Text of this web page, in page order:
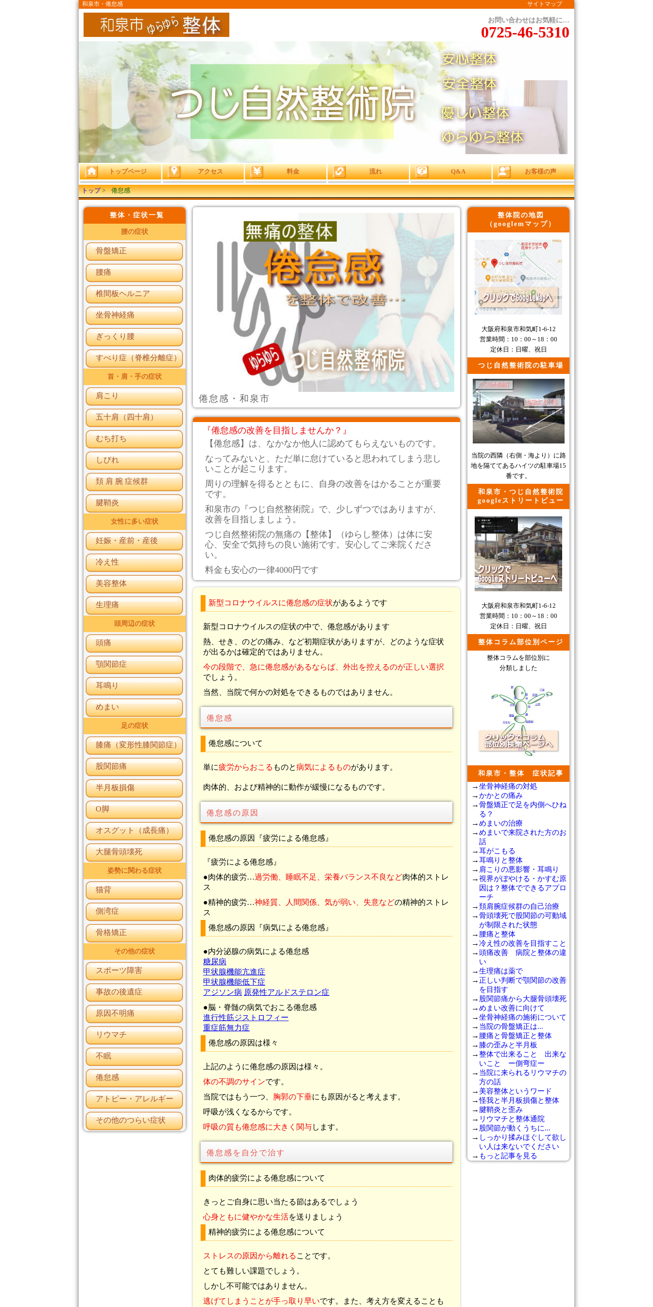
和泉市・倦怠感 サイトマップ
お問い合わせはお気軽に…
0725-46-5310
トップページ アクセス 料金 流れ Q&A お客様の声
トップ> 倦怠感
整体・症状一覧
腰の症状
骨盤矯正
腰痛
椎間板ヘルニア
坐骨神経痛
ぎっくり腰
すべり症（脊椎分離症）
首・肩・手の症状
肩こり
五十肩（四十肩）
むち打ち
しびれ
頚 肩 腕 症候群
腱鞘炎
女性に多い症状
妊娠・産前・産後
冷え性
美容整体
生理痛
頭周辺の症状
頭痛
顎関節症
耳鳴り
めまい
足の症状
膝痛（変形性膝関節症）
股関節痛
半月板損傷
O脚
オスグット（成長痛）
大腿骨頭壊死
姿勢に関わる症状
猫背
側湾症
骨格矯正
その他の症状
スポーツ障害
事故の後遺症
原因不明痛
リウマチ
不眠
倦怠感
アトピー・アレルギー
その他のつらい症状
倦怠感・和泉市
『倦怠感の改善を目指しませんか？』
【倦怠感】は、なかなか他人に認めてもらえないものです。
なってみないと、ただ単に怠けていると思われてしまう悲し
いことが起こります。
周りの理解を得るとともに、自身の改善をはかることが重要
です。
和泉市の『つじ自然整術院』で、少しずつではありますが、
改善を目指しましょう 。
つじ自然整術院の無痛の【整体】（ゆらし整体）は体に安
心、安全で気持ちの良い施術です。安心してご来院くださ
い。
料金も安心の一律4000円です
新型コロナウイルスに倦怠感の症状があるようです
新型コロナウイルスの症状の中で、倦怠感があります
熱、せき、のどの痛み、など初期症状がありますが、どのような症状
が出るかは確定的ではありません。
今の段階で、急に倦怠感があるならば、外出を控えるのが正しい選択
でしょう。
当然、当院で何かの対処をできるものではありません。
倦怠感
倦怠感について
単に疲労からおこる ものと病気によるものがあります。
肉体的、および精神的に動作が緩慢になるものです。
倦怠感の原因
倦怠感の原因『疲労による倦怠感』
『疲労による倦怠感』
●肉体的疲労…過労働、睡眠不足、栄養バランス不良など肉体的ストレ
ス
●精神的疲労…神経質、人間関係、気が弱い、失意などの精神的ストレ
ス
倦怠感の原因『病気による倦怠感』
●内分泌腺の病気による倦怠感
糖尿病
甲状腺機能亢進症
甲状腺機能低下症
アジソン病 原発性アルドステロン症
●脳・脊髄の病気でおこる倦怠感
進行性筋ジストロフィー
重症筋無力症
倦怠感の原因は様々
上記のように倦怠感の原因は様々。
体の不調のサインです。
当院ではもう一つ、 胸郭の下垂にも原因がると考えます。
呼吸が浅くなるからです。
呼吸の質も倦怠感に大きく関与します。
倦怠感を自分で治す
肉体的疲労による倦怠感について
きっとご自身に思い当たる節はあるでしょう
心身ともに健やかな生活を送りましょう
精神的疲労による倦怠感について
ストレスの原因から離れる ことです。
とても難しい課題でしょう。
しかし不可能ではありません。
逃げてしまうことが手っ取り早いです。また、考え方を変えることも
整体院の地図
（googlemマップ）
大阪府和泉市和気町1-6-12
営業時間：10：00～18：00
定休日：日曜、祝日
つじ自然整術院の駐車場
当院の西隣（右側・海より）に路
地を隔ててあるハイツの駐車場15
番です。
和泉市・つじ自然整術院
googleストリートビュー
大阪府和泉市和気町1-6-12
営業時間：10：00～18：00
定休日：日曜、祝日
整体コラム部位別ページ
整体コラムを部位別に
分類しました
和泉市・整体 症状記事
坐骨神経痛の対処
かかとの痛み
骨盤矯正で足を内側へひね
る？
めまいの治療
めまいで来院された方のお
話
耳がこもる
耳鳴りと整体
肩こりの悪影響・耳鳴り
視界がぼやける・かすむ原
因は？整体でできるアプロ
ーチ
頚肩腕症候群の自己治療
骨頭壊死で股関節の可動域
が制限された状態
腰痛と整体
冷え性の改善を目指すこと
頭痛改善 病院と整体の違
い
生理痛は薬で
正しい判断で顎関節の改善
を目指す
股関節痛から大腿骨頭壊死
めまい改善に向けて
坐骨神経痛の施術について
当院の骨盤矯正は...
腰痛と骨盤矯正と整体
膝の歪みと半月板
整体で出来ること 出来な
いこと ー側弯症ー
当院に来られるリウマチの
方の話
美容整体というワード
怪我と半月板損傷と整体
腱鞘炎と歪み
リウマチと整体通院
股関節が動くうちに...
しっかり揉みほぐして欲し
い人は来ないでください
もっと記事を見る